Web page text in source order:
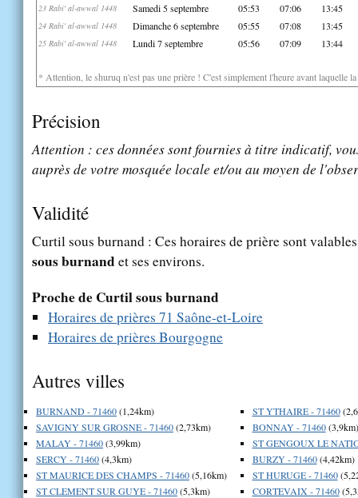
23 Rabi' al-awwal 1448 Samedi 5 septembre 05:53 07:06 13:45
24 Rabi' al-awwal 1448 Dimanche 6 septembre 05:55 07:08 13:45
25 Rabi' al-awwal 1448 Lundi 7 septembre 05:56 07:09 13:44
* Attention, le shuruq n'est pas une prière ! C'est simplement l'heure avant laquelle
Précision
Attention : ces données sont fournies à titre indicatif,
auprès de votre mosquée locale et/ou au moyen de
Validité
Curtil sous burnand : Ces horaires de prière sont
sous burnandet ses environs.
Proche de Curtil sous burnand
Horaires de prières 71 Saône-et-Loire
Horaires de prières Bourgogne
Autres villes
BURNAND - 71460(1,24km)
SAVIGNY SUR GROSNE - 71460(2,73km)
MALAY - 71460(3,99km)
SERCY - 71460(4,3km)
ST MAURICE DES CHAMPS - 71460(5,16km)
ST CLEMENT SUR GUYE - 71460(5,3km)
ST YTHAIRE - 71460
BONNAY - 71460(3,9km)
ST GENGOUX LE
BURZY - 71460(4,42km)
ST HURUGE - 71460
CORTEVAIX - 71460